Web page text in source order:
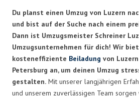
Du planst einen Umzug von Luzern
und bist auf der Suche nach einem
Dann ist Umzugsmeister Schreiner
Umzugsunternehmen für dich! Wir
kosteneffiziente Beiladung von
Petersburg an, um deinen Umzug
gestalten. Mit unserer langjährigen
und unserem zuverlässigen Team sorgen